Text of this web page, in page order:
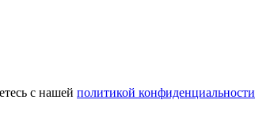
с нашей политикой конфиденциальности